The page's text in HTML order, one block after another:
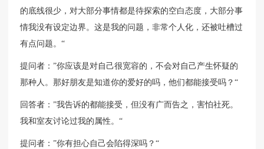
的底线很少，对大部分事情都是待探索的空白态度，大部分事
情我没有设定边界。这是我的问题，非常个人化，还被吐槽过
有点问题。“
提问者：”你应该是对自己很宽容的，不会对自己产生怀疑的
那种人。那好朋友是知道你的爱好的吗，他们都能接受吗？“
回答者：”我告诉的都能接受，但没有广而告之，害怕社死。
我和室友讨论过我的属性。“
提问者：”你有担心自己会陷得深吗？“